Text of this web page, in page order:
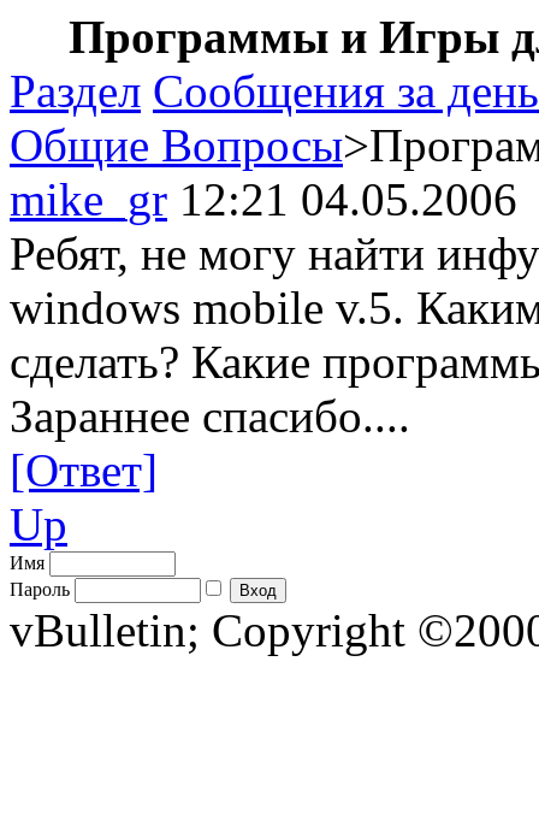
Программы и Игры
Раздел Сообщения за день
Общие Вопросы
mike_gr 12:21 04.05.2006
Ребят, не могу найти
windows mobile v.5.
сделать? Какие
Зараннее спасибо....
[Ответ]
Up
Имя
Пароль
vBulletin; Copyright